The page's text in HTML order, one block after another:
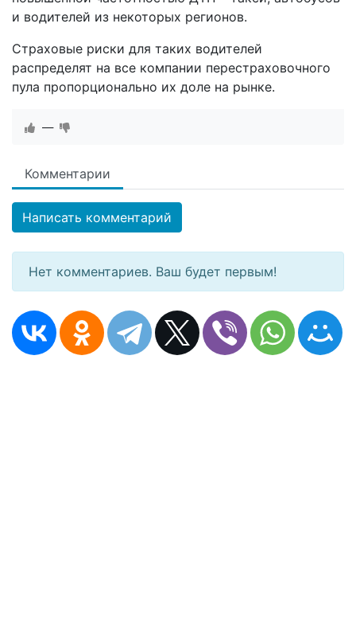
и водителей из некоторых регионов.
Страховые риски для таких водителей
распределят на все компании перестраховочного
пула пропорционально их доле на рынке.
—
Комментарии
Написать комментарий
Нет комментариев. Ваш будет первым!